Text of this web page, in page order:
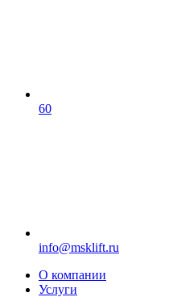
60
info@msklift.ru
О компании
Услуги